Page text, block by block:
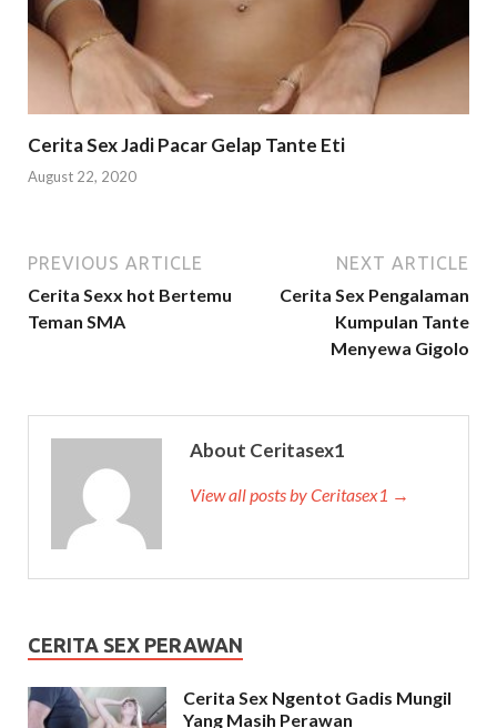
Cerita Sex Jadi Pacar Gelap Tante Eti
August 22, 2020
PREVIOUS ARTICLE
Cerita Sexx hot Bertemu
Teman SMA
NEXT ARTICLE
Cerita Sex Pengalaman
Kumpulan Tante
Menyewa Gigolo
About Ceritasex1
View all posts by Ceritasex1 →
CERITA SEX PERAWAN
Cerita Sex Ngentot Gadis Mungil
Yang Masih Perawan